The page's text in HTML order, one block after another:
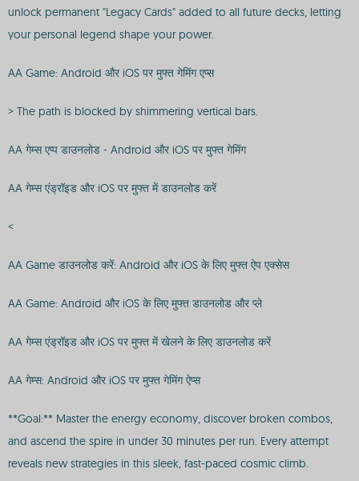
unlock permanent "Legacy Cards" added to all future decks, letting
your personal legend shape your power.
AA Game: Android और iOS पर मुफ्त गेमिंग एप्स
> The path is blocked by shimmering vertical bars.
AA गेम्स एप्प डाउनलोड - Android और iOS पर मुफ्त गेमिंग
AA गेम्स एंड्रॉइड और iOS पर मुफ्त में डाउनलोड करें
<
AA Game डाउनलोड करें: Android और iOS के लिए मुफ्त ऐप एक्सेस
AA Game: Android और iOS के लिए मुफ्त डाउनलोड और प्ले
AA गेम्स एंड्रॉइड और iOS पर मुफ्त में खेलने के लिए डाउनलोड करें
AA गेम्स: Android और iOS पर मुफ्त गेमिंग ऐप्स
**Goal:** Master the energy economy, discover broken combos,
and ascend the spire in under 30 minutes per run. Every attempt
reveals new strategies in this sleek, fast-paced cosmic climb.